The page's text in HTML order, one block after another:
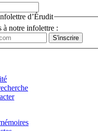
d’Érudit
à notre infolettre :